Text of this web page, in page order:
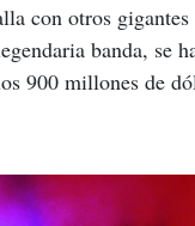
con otros
banda, se
900 millones de